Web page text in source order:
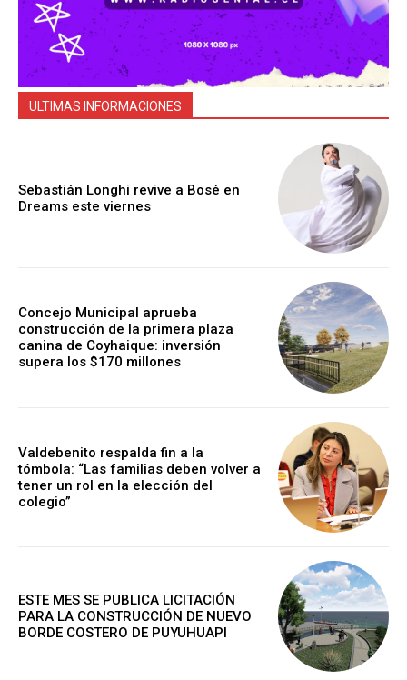
ULTIMAS INFORMACIONES
Sebastián Longhi revive a Bosé en
Dreams este viernes
Concejo Municipal aprueba
construcción de la primera plaza
canina de Coyhaique: inversión
supera los $170 millones
Valdebenito respalda fin a la
tómbola: “Las familias deben volver a
tener un rol en la elección del
colegio”
ESTE MES SE PUBLICA LICITACIÓN
PARA LA CONSTRUCCIÓN DE NUEVO
BORDE COSTERO DE PUYUHUAPI